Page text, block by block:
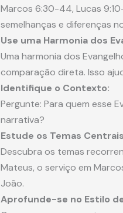
Marcos 6:30-44, Lucas
semelhanças e diferenças
Use uma Harmonia dos
Uma harmonia dos
comparação direta. Isso
Identifique o Contexto:
Pergunte: Para quem esse
narrativa?
Estude os Temas
Descubra os temas
Mateus, o serviço em
João.
Aprofunde-se no Estilo